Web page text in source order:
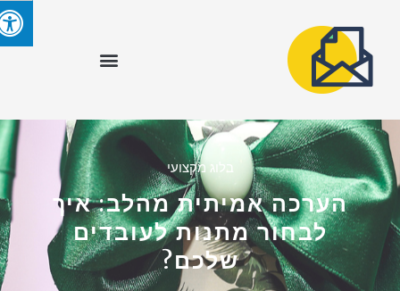
בלוג מקצועי
הערכה אמיתית מהלב: איך
לבחור מתנות לעובדים
שלכם?